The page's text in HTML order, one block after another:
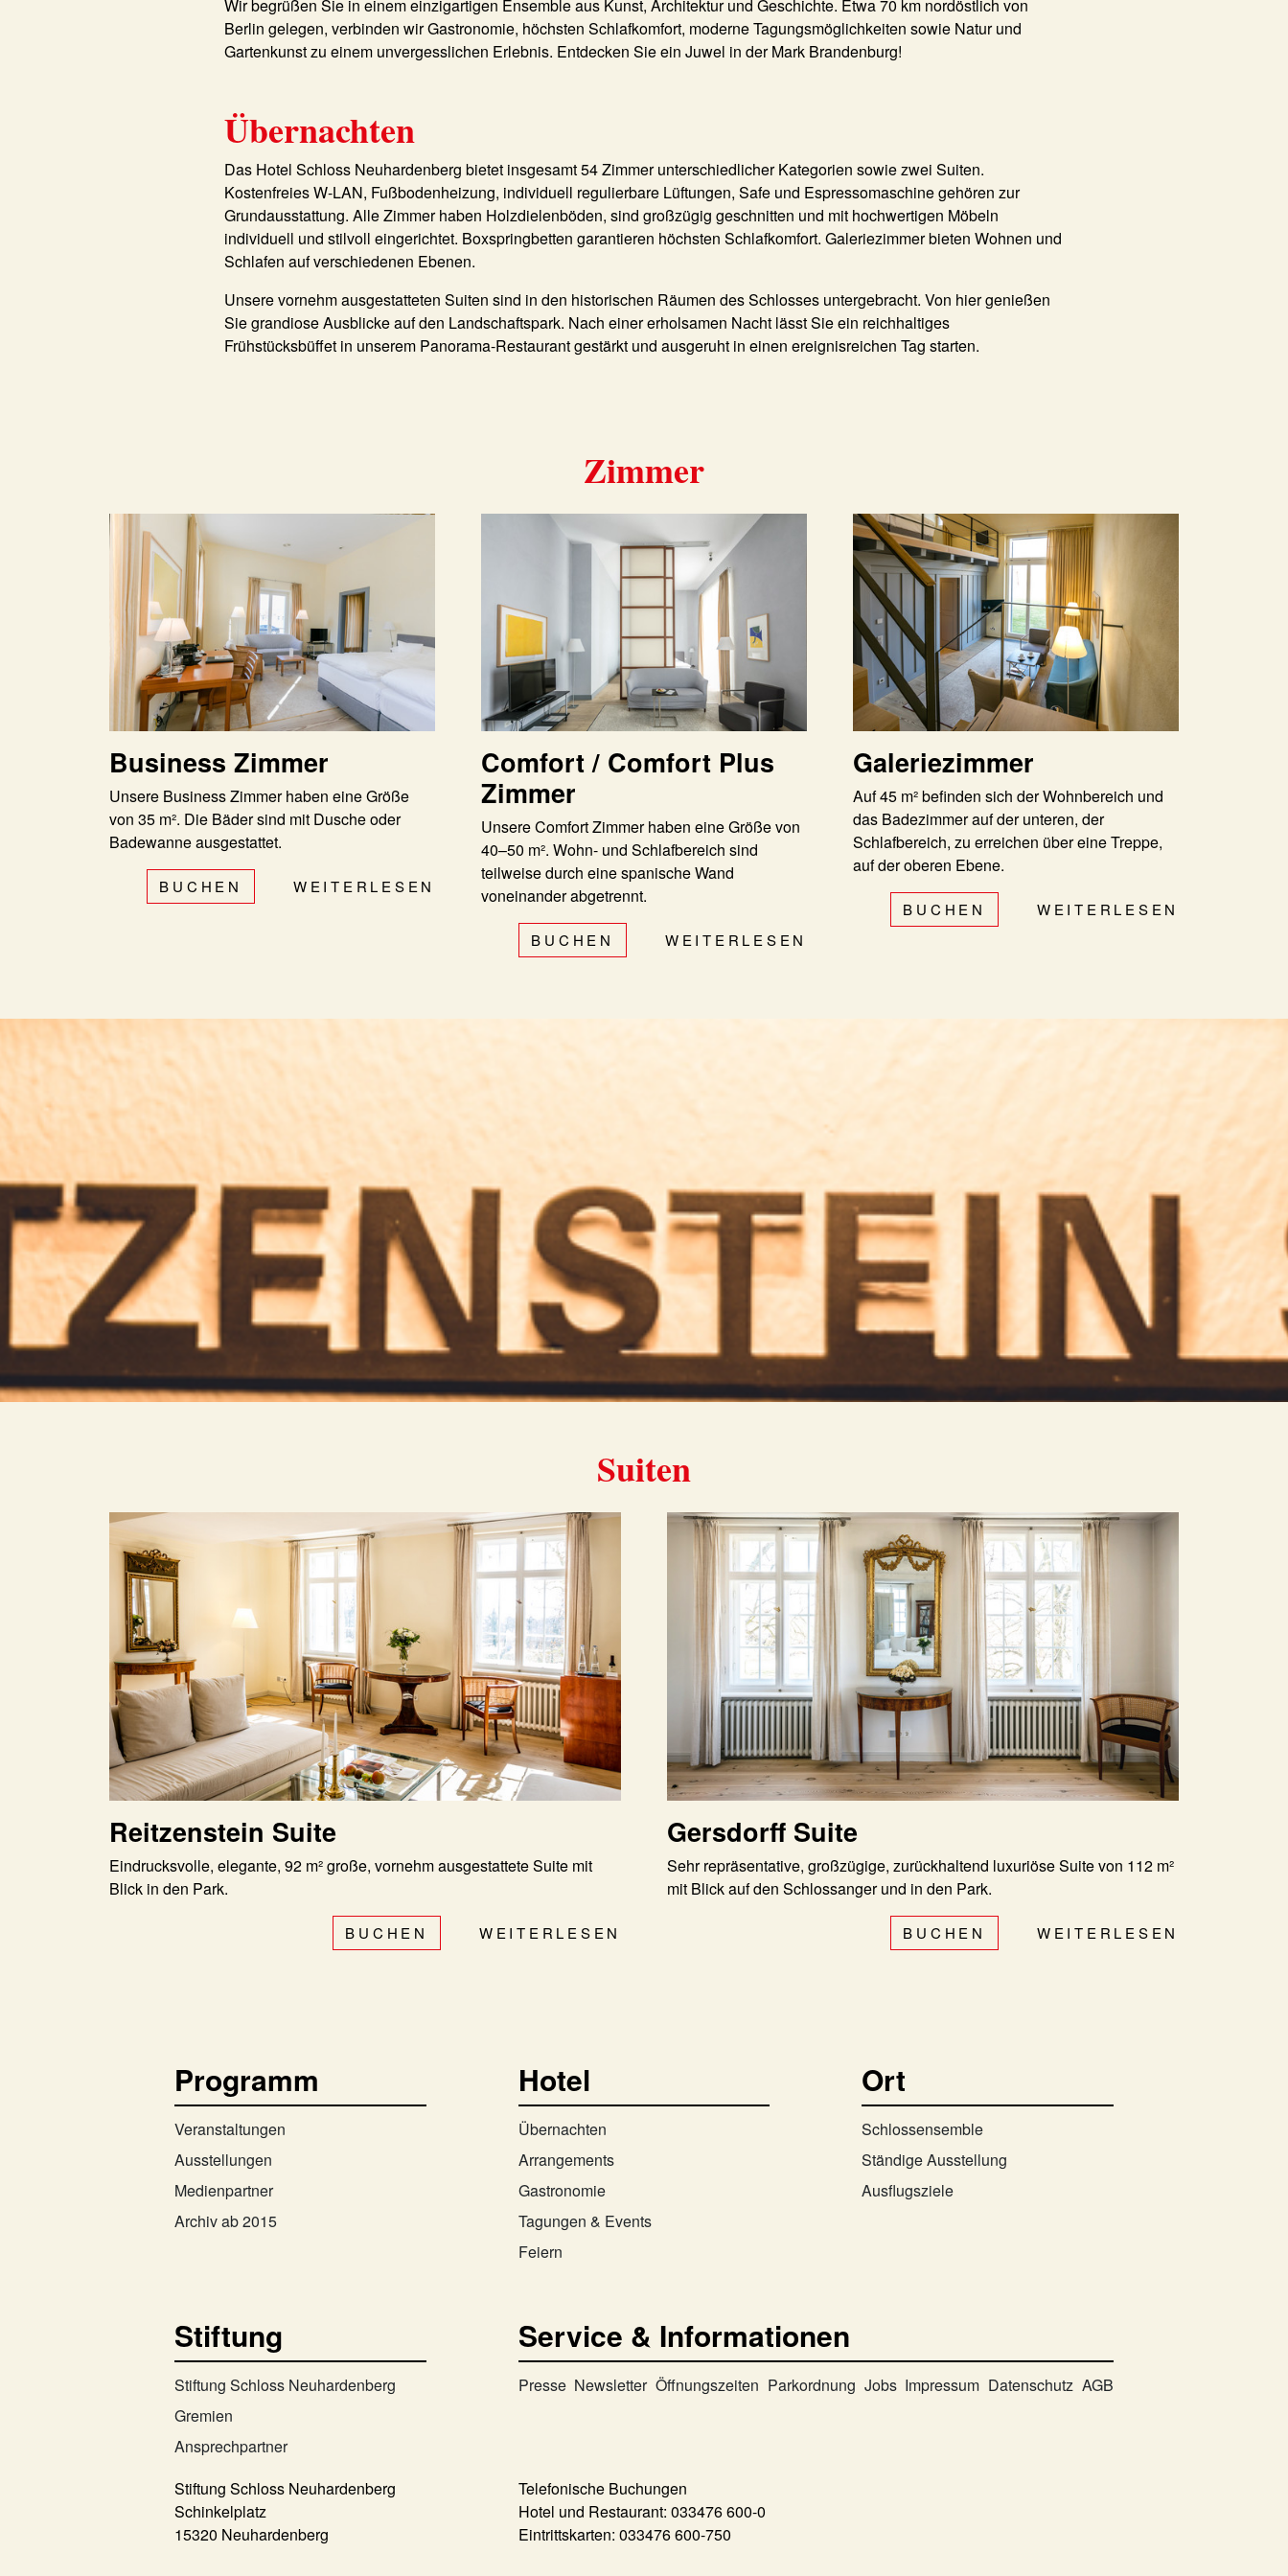
Wir begrüßen Sie in einem einzigartigen Ensemble aus Kunst, Architektur und Geschichte. Etwa 70 km nordöstlich von
Berlin gelegen, verbinden wir Gastronomie, höchsten Schlafkomfort, moderne Tagungsmöglichkeiten sowie Natur und
Gartenkunst zu einem unvergesslichen Erlebnis. Entdecken Sie ein Juwel in der Mark Brandenburg!
Übernachten
Das Hotel Schloss Neuhardenberg bietet insgesamt 54 Zimmer unterschiedlicher Kategorien sowie zwei Suiten.
Kostenfreies W-LAN, Fußbodenheizung, individuell regulierbare Lüftungen, Safe und Espressomaschine gehören zur
Grundausstattung. Alle Zimmer haben Holzdielenböden, sind großzügig geschnitten und mit hochwertigen Möbeln
individuell und stilvoll eingerichtet. Boxspringbetten garantieren höchsten Schlafkomfort. Galeriezimmer bieten Wohnen und
Schlafen auf verschiedenen Ebenen.
Unsere vornehm ausgestatteten Suiten sind in den historischen Räumen des Schlosses untergebracht. Von hier genießen
Sie grandiose Ausblicke auf den Landschaftspark. Nach einer erholsamen Nacht lässt Sie ein reichhaltiges
Frühstücksbüffet in unserem Panorama-Restaurant gestärkt und ausgeruht in einen ereignisreichen Tag starten.
Zimmer
Business Zimmer
Unsere Business Zimmer haben eine Größe
von 35 m². Die Bäder sind mit Dusche oder
Badewanne ausgestattet.
BUCHEN WEITERLESEN
Comfort / Comfort Plus
Zimmer
Unsere Comfort Zimmer haben eine Größe von
40–50 m². Wohn- und Schlafbereich sind
teilweise durch eine spanische Wand
voneinander abgetrennt.
BUCHEN WEITERLESEN
Galeriezimmer
Auf 45 m² befinden sich der Wohnbereich und
das Badezimmer auf der unteren, der
Schlafbereich, zu erreichen über eine Treppe,
auf der oberen Ebene.
BUCHEN WEITERLESEN
Suiten
Reitzenstein Suite
Eindrucksvolle, elegante, 92 m² große, vornehm ausgestattete Suite mit
Blick in den Park.
BUCHEN WEITERLESEN
Gersdorff Suite
Sehr repräsentative, großzügige, zurückhaltend luxuriöse Suite von 112 m²
mit Blick auf den Schlossanger und in den Park.
BUCHEN WEITERLESEN
Programm
Veranstaltungen
Ausstellungen
Medienpartner
Archiv ab 2015
Hotel
Übernachten
Arrangements
Gastronomie
Tagungen & Events
Feiern
Ort
Schlossensemble
Ständige Ausstellung
Ausflugsziele
Stiftung
Stiftung Schloss Neuhardenberg
Gremien
Ansprechpartner
Service & Informationen
Presse Newsletter Öffnungszeiten Parkordnung Jobs Impressum Datenschutz AGB
Stiftung Schloss Neuhardenberg
Schinkelplatz
15320 Neuhardenberg
Telefonische Buchungen
Hotel und Restaurant: 033476 600-0
Eintrittskarten: 033476 600-750